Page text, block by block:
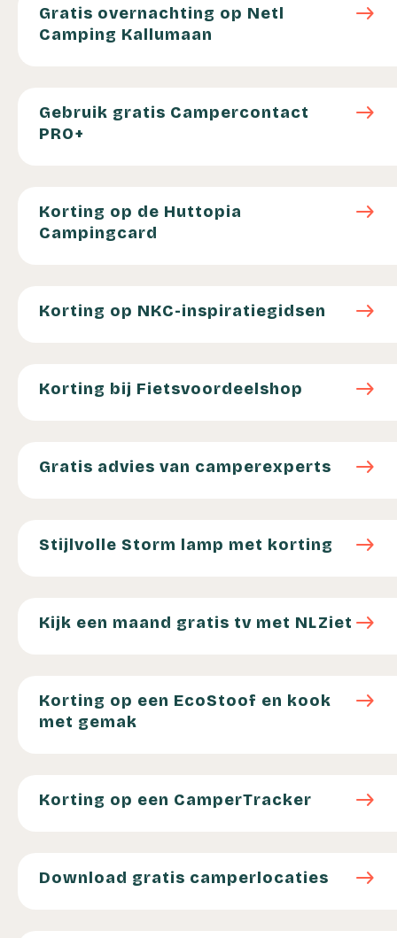
Gratis overnachting op Netl
Camping Kallumaan
east
Gebruik gratis Campercontact
PRO+
east
Korting op de Huttopia
Campingcard
east
Korting op NKC-inspiratiegidsen east
Korting bij Fietsvoordeelshop east
Gratis advies van camperexperts east
Stijlvolle Storm lamp met korting east
Kijk een maand gratis tv met NLZiet east
Korting op een EcoStoof en kook
met gemak
east
Korting op een CamperTracker east
Download gratis camperlocaties east